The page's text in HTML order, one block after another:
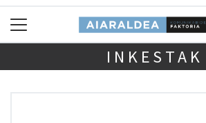
INKESTAK